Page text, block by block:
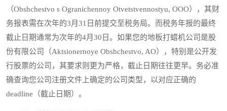
（Obshchestvo s Ogranichennoy Otvetstvennostyu, OOO），其财
务报表需在次年的3月31日前提交至税务局。而税务年报的最终
截止日期通常为次年的4月30日。如果您的地板打蜡机公司是股
份有限公司（Aktsionernoye Obshchestvo, AO），特别是公开发
行股票的公司，其要求则更为严格，截止日期往往更早。务必准
确查询您公司注册文件上确定的公司类型，以对应正确的
deadline（截止日期）。